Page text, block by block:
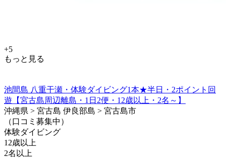
+5
もっと見る
池間島 八重干瀬・体験ダイビング1本★半日・2ポイント回
遊【宮古島周辺離島・1日2便・12歳以上・2名～】
沖縄県 > 宮古島 伊良部島 > 宮古島市
（口コミ募集中）
体験ダイビング
12歳以上
2名以上